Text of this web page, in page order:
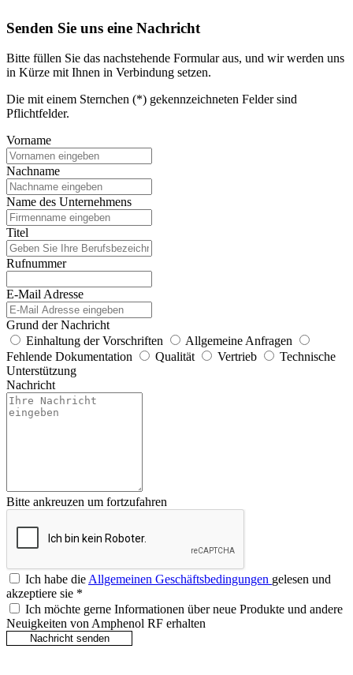
Senden Sie uns eine Nachricht
Bitte füllen Sie das nachstehende Formular aus, und wir werden uns
in Kürze mit Ihnen in Verbindung setzen.
Die mit einem Sternchen (*) gekennzeichneten Felder sind
Pflichtfelder.
Vorname
Nachname
Name des Unternehmens
Titel
Rufnummer
E-Mail Adresse
Grund der Nachricht
Einhaltung der Vorschriften
Allgemeine Anfragen
Fehlende Dokumentation
Qualität Vertrieb
Technische
Unterstützung
Nachricht
Bitte ankreuzen um fortzufahren
Ich habe dieAllgemeinen Geschäftsbedingungen gelesen und
akzeptiere sie *
Ich möchte gerne Informationen über neue Produkte und andere
Neuigkeiten von Amphenol RF erhalten